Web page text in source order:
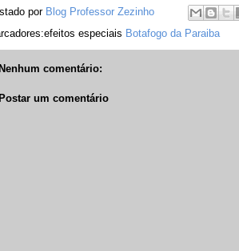
por Blog Professor Zezinho
especiais Botafogo da Paraiba
comentário:
Postar um comentário